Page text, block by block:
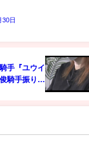
30日
手『ユウイ
騎手振り返